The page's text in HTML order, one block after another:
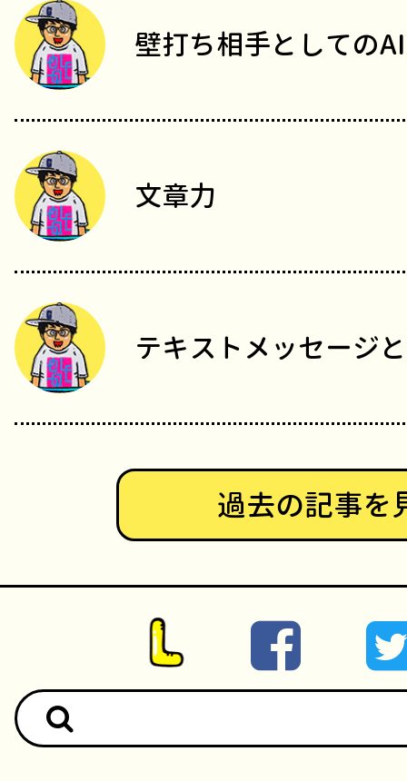
壁打ち相手としてのAI
文章力
テキストメッセージ
過去の記事を